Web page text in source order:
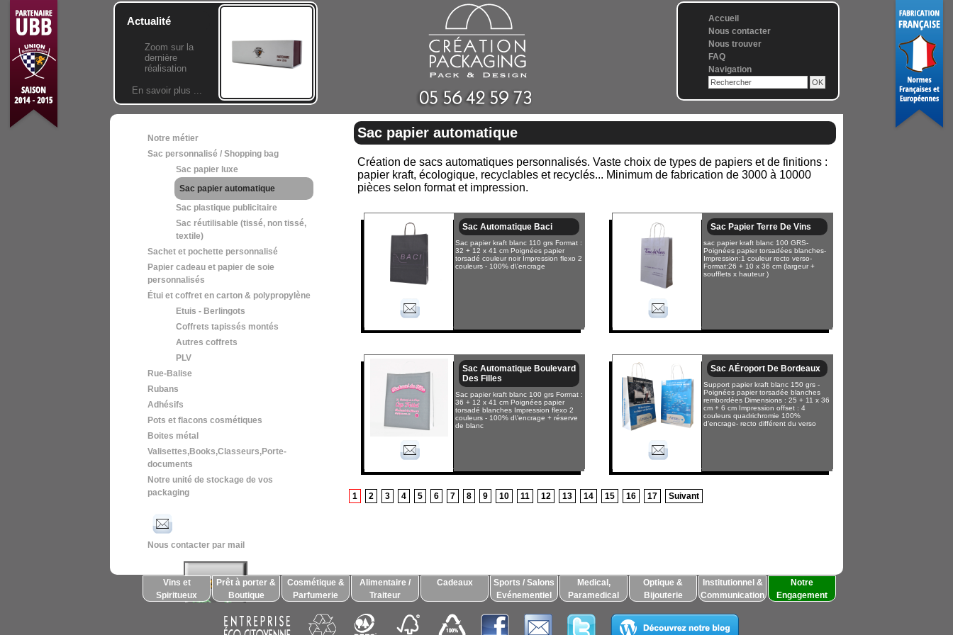
Accueil
Nous contacter
Nous trouver
FAQ
Navigation
Actualité
Zoom sur la
dernière
réalisation
En savoir plus ...
Notre métier
Sac personnalisé / Shopping bag
Sac papier luxe
Sac papier automatique
Sac plastique publicitaire
Sac réutilisable (tissé, non tissé,
textile)
Sachet et pochette personnalisé
Papier cadeau et papier de soie
personnalisés
Étui et coffret en carton & polypropylène
Etuis - Berlingots
Coffrets tapissés montés
Autres coffrets
PLV
Rue-Balise
Rubans
Adhésifs
Pots et flacons cosmétiques
Boites métal
Valisettes,Books,Classeurs,Porte-
documents
Notre unité de stockage de vos
packaging
Nous contacter par mail
Sac papier automatique
Création de sacs automatiques personnalisés. Vaste choix de types de papiers et de finitions :
papier kraft, écologique, recyclables et recyclés... Minimum de fabrication de 3000 à 10000
pièces selon format et impression.
Sac Automatique Baci
Sac papier kraft blanc 110 grs Format :
32 + 12 x 41 cm Poignées papier
torsadé couleur noir Impression flexo 2
couleurs - 100% d\'encrage
Sac Papier Terre De Vins
sac papier kraft blanc 100 GRS-
Poignées papier torsadées blanches-
Impression:1 couleur recto verso-
Format:26 + 10 x 36 cm (largeur +
soufflets x hauteur )
Sac Automatique Boulevard
Des Filles
Sac papier kraft blanc 100 grs Format :
36 + 12 x 41 cm Poignées papier
torsadé blanches Impression flexo 2
couleurs - 100% d\'encrage + réserve
de blanc
Sac AÉroport De Bordeaux
Support papier kraft blanc 150 grs -
Poignées papier torsadée blanches
rembordées Dimensions : 25 + 11 x 36
cm + 6 cm Impression offset : 4
couleurs quadrichromie 100%
d’encrage- recto différent du verso
1 2 3 4 5 6 7 8 9 10 11 12 13 14 15 16 17 Suivant
Vins et
Spiritueux
Prêt à porter &
Boutique
Cosmétique &
Parfumerie
Alimentaire /
Traiteur
Cadeaux
Sports / Salons
Evénementiel
Medical,
Paramedical
Optique &
Bijouterie
Institutionnel &
Communication
Notre
Engagement